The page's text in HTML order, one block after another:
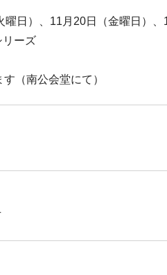
日）、11月20日（金曜日）
リーズ
（南公会堂にて）